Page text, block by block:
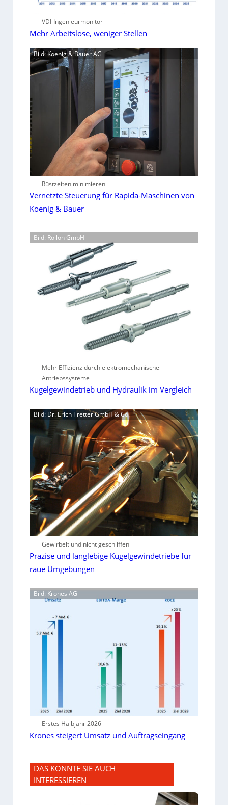
VDI-Ingenieurmonitor
Mehr Arbeitslose, weniger Stellen
Bild: Koenig & Bauer AG
Rüstzeiten minimieren
Vernetzte Steuerung für Rapida-Maschinen von
Koenig & Bauer
Bild: Rollon GmbH
Mehr Effizienz durch elektromechanische
Antriebssysteme
Kugelgewindetrieb und Hydraulik im Vergleich
Bild: Dr. Erich Tretter GmbH & Co.
Gewirbelt und nicht geschliffen
Präzise und langlebige Kugelgewindetriebe für
raue Umgebungen
Bild: Krones AG
Erstes Halbjahr 2026
Krones steigert Umsatz und Auftragseingang
DAS KÖNNTE SIE AUCH
INTERESSIEREN